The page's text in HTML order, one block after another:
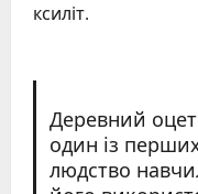
ксиліт.
Деревний оцет
один із
людство